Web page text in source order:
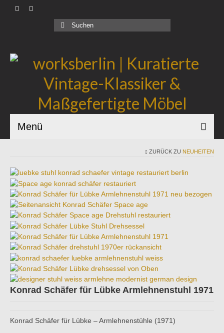
Suchen
nach:
Menü
Über uns |
Industrial Bauhaus |
ZURÜCK ZU NEUHEITEN
Konrad Schäfer für Lübke Armlehnenstuhl 1971
Konrad Schäfer für Lübke – Armlehnenstühle (1971)